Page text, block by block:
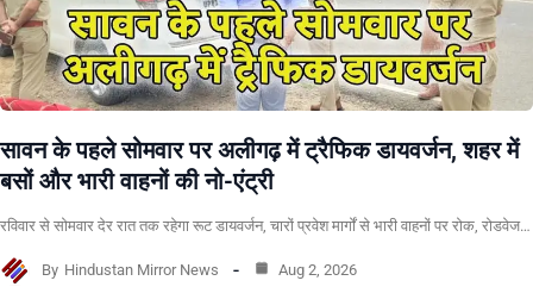
सावन के पहले सोमवार पर अलीगढ़ में ट्रैफिक डायवर्जन, शहर में
बसों और भारी वाहनों की नो-एंट्री
रविवार से सोमवार देर रात तक रहेगा रूट डायवर्जन, चारों प्रवेश मार्गों से भारी वाहनों पर रोक, रोडवेज…
By Hindustan Mirror News Aug 2, 2026